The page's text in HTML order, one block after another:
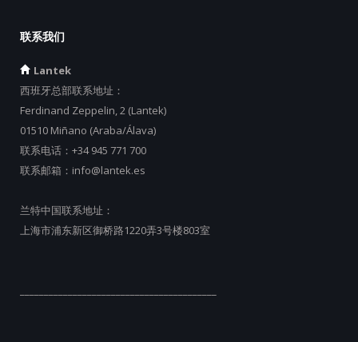
联系我们
Lantek
西班牙总部联系地址：
Ferdinand Zeppelin, 2 (Lantek)
01510 Miñano (Araba/Álava)
联系电话： +34 945 771 700
联系邮箱： info@lantek.es
兰特中国联系地址：
上海市浦东新区御桥路1220弄3号楼803室